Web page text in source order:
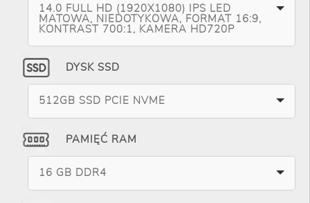
14.0 FULL HD (1920X1080) IPS LED
MATOWA, NIEDOTYKOWA, FORMAT 16:9,
KONTRAST 700:1, KAMERA HD720P
DYSK SSD
512GB SSD PCIE NVME
PAMIĘĆ RAM
16 GB DDR4